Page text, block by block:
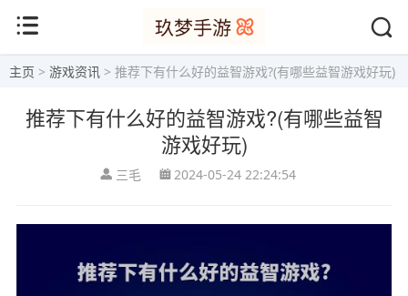
主页 > 游戏资讯 > 推荐下有什么好的益智游戏?(有哪些益智游戏好玩)
推荐下有什么好的益智游戏?(有哪些益智
游戏好玩)
三毛 2024-05-24 22:24:54